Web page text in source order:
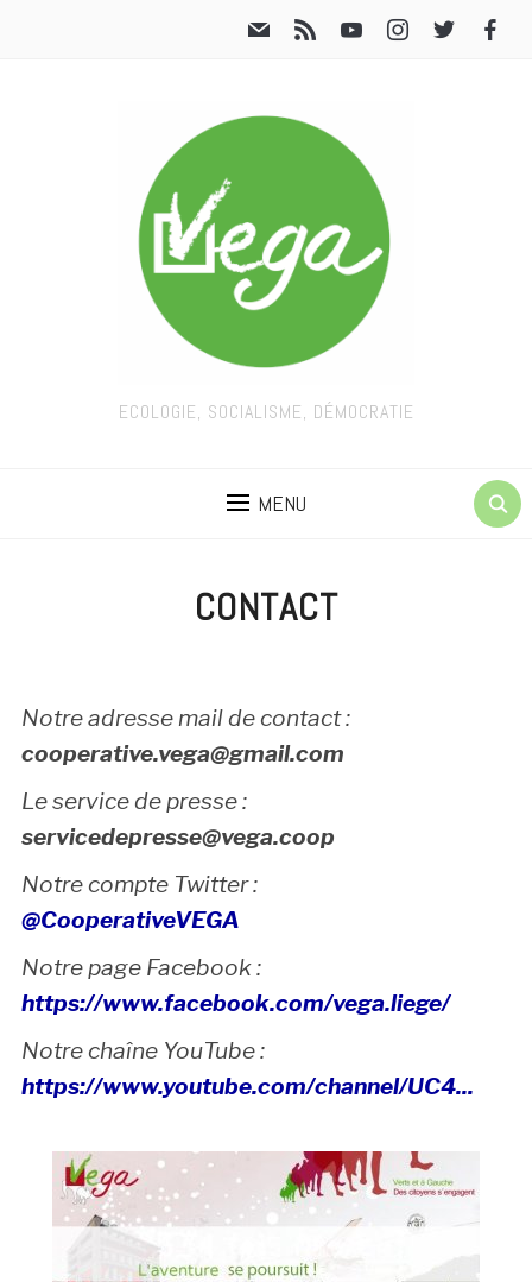
ECOLOGIE, SOCIALISME, DÉMOCRATIE
MENU
CONTACT
Notre adresse mail de contact :
cooperative.vega@gmail.com
Le service de presse :
servicedepresse@vega.coop
Notre compte Twitter :
@CooperativeVEGA
Notre page Facebook :
https://www.facebook.com/vega.liege/
Notre chaîne YouTube :
https://www.youtube.com/channel/UC4...